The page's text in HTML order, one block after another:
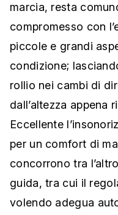
marcia, resta
compromesso con
piccole e grandi
condizione;
rollio nei cambi di
dall’altezza appena
Eccellente
per un comfort di
concorrono tra
guida, tra cui il
volendo adegua